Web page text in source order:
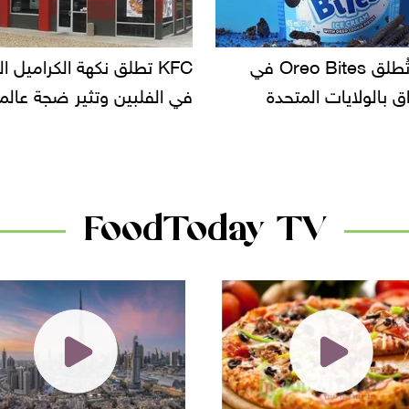
KFC تطلق نكهة الكراميل المملح
وتثير ضجة عالمية
دعوات للتحقيق في أسباب
سحب بعض ألبان
FoodToday TV